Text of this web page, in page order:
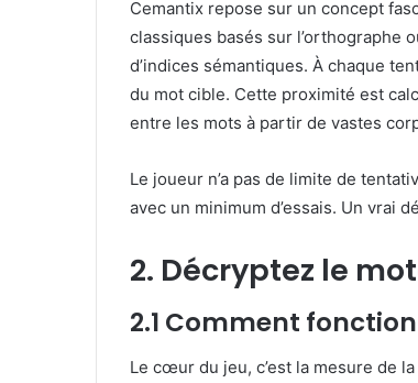
Cemantix repose sur un concept
classiques basés sur l’orthographe
d’indices sémantiques. À chaque
du mot cible. Cette proximité est
entre les mots à partir de vastes
Le joueur n’a pas de limite de
avec un minimum d’essais. Un vrai
2. Décryptez le
2.1 Comment
Le cœur du jeu, c’est la mesure de